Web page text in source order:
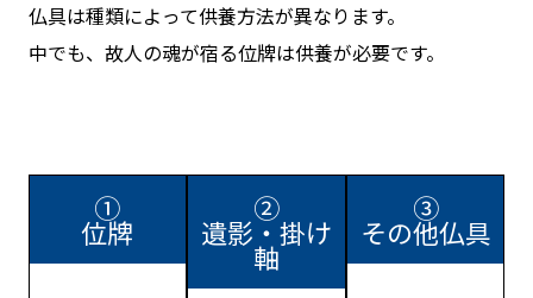
仏具は種類によって供養方法が異なります。
中でも、故人の魂が宿る位牌は供養が必要です。
①
位牌
②
遺影・掛け
軸
③
その他仏具